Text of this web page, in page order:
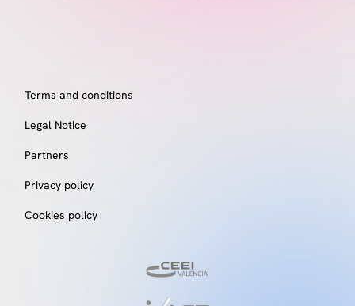
Terms and conditions
Legal Notice
Partners
Privacy policy
Cookies policy